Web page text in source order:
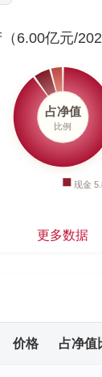
6.00亿元/
更多数据
价格 占净值